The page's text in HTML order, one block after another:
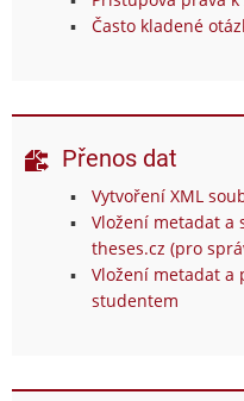
Často kladené
Přenos dat
Vytvoření XML
Vložení metadat a
theses.cz (pro
Vložení metadat a
studentem